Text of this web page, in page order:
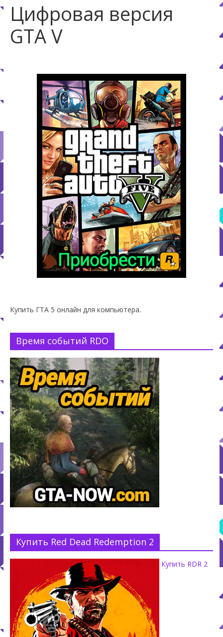
Цифровая версия
GTA V
Купить ГТА 5 онлайн для компьютера.
Время событий RDO
Купить Red Dead Redemption 2
Купить RDR 2